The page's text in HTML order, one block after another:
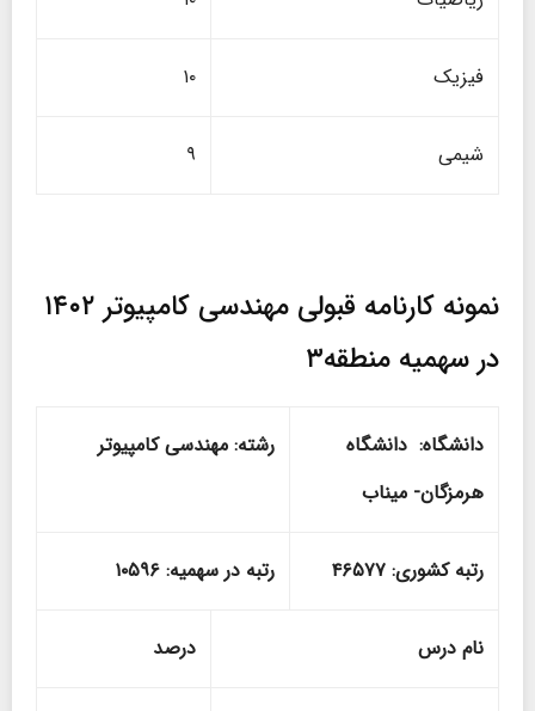
فیزیک ۱۰
شیمی ۹
نمونه کارنامه قبولی مهندسی کامپیوتر ۱۴۰۲
در سهمیه منطقه۳
دانشگاه: دانشگاه
هرمزگان- میناب
رشته: مهندسی کامپیوتر
رتبه کشوری: ۴۶۵۷۷ رتبه در سهمیه: ۱۰۵۹۶
نام درس درصد